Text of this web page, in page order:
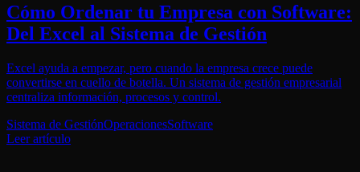
Cómo Ordenar tu Empresa con Software:
Del Excel al Sistema de Gestión
Excel ayuda a empezar, pero cuando la empresa crece puede
convertirse en cuello de botella. Un sistema de gestión empresarial
centraliza información, procesos y control.
Sistema de GestiónOperacionesSoftware
Leer artículo